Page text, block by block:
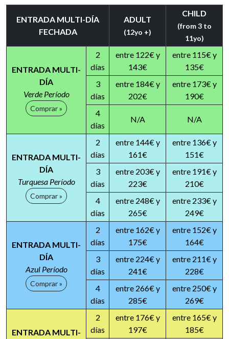
ENTRADA MULTI-DÍA
FECHADA
ADULT
(12yo +)
CHILD
(from 3 to
11yo)
ENTRADA MULTI-
DÍA
Verde Período
Comprar »
2
días
entre 122€ y
143€
entre 115€ y
135€
3
días
entre 184€ y
202€
entre 173€ y
190€
4
días
N/A N/A
ENTRADA MULTI-
DÍA
Turquesa Período
Comprar »
2
días
entre 144€ y
161€
entre 136€ y
151€
3
días
entre 203€ y
223€
entre 191€ y
210€
4
días
entre 248€ y
265€
entre 233€ y
249€
ENTRADA MULTI-
DÍA
Azul Período
Comprar »
2
días
entre 162€ y
175€
entre 152€ y
164€
3
días
entre 224€ y
241€
entre 211€ y
228€
4
días
entre 266€ y
285€
entre 250€ y
269€
ENTRADA MULTI-
2
días
entre 176€ y
197€
entre 165€ y
185€